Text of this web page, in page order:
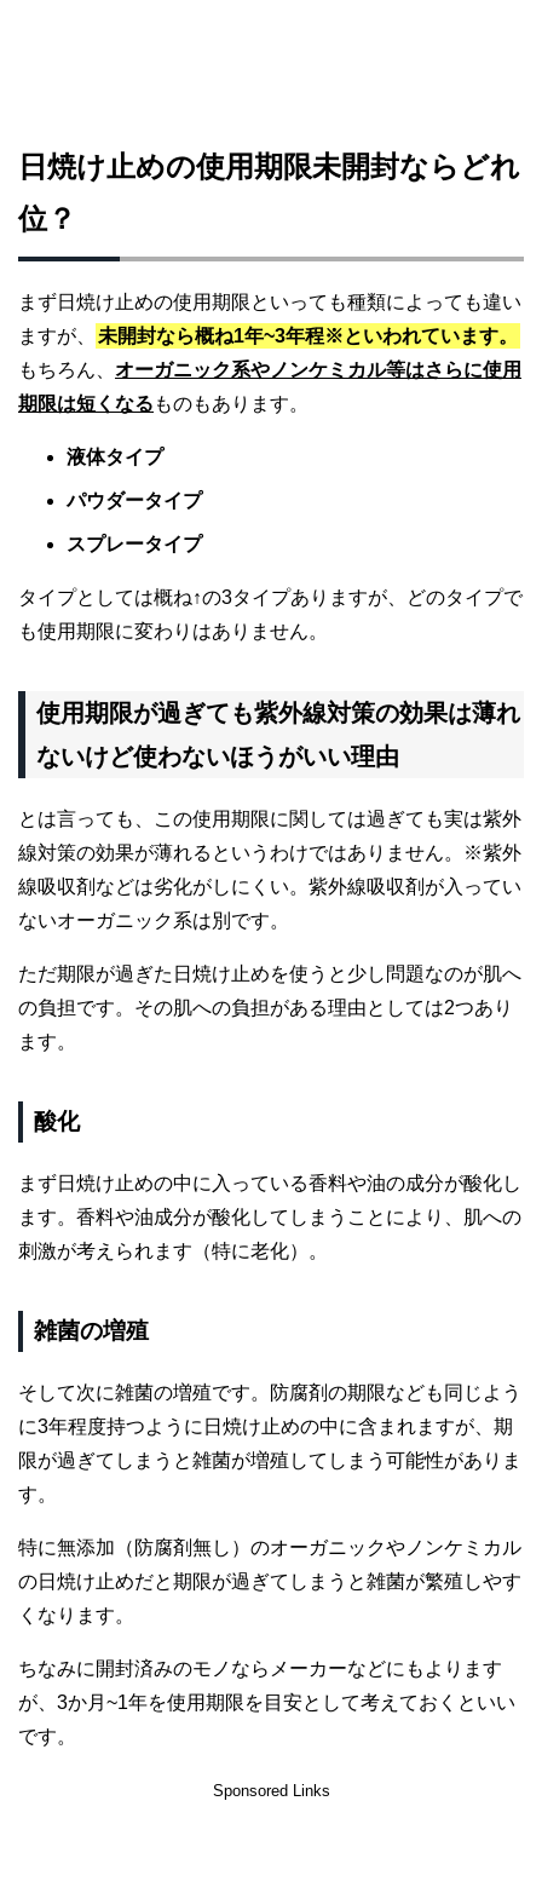
日焼け止めの使用期限未開封ならどれ
位？
まず日焼け止めの使用期限といっても種類によっても違い
ますが、
未開封なら概ね1年~3年程※といわれています。
もちろん、 オーガニック系やノンケミカル等はさらに使用
期限は短くなる ものもあります。
液体タイプ
パウダータイプ
スプレータイプ
タイプとしては概ね↑の3タイプありますが、どのタイプで
も使用期限に変わりはありません。
使用期限が過ぎても紫外線対策の効果は薄れ
ないけど使わないほうがいい理由
とは言っても、この使用期限に関しては過ぎても実は紫外
線対策の効果が薄れるというわけではありません。※紫外
線吸収剤などは劣化がしにくい。紫外線吸収剤が入ってい
ないオーガニック系は別です。
ただ期限が過ぎた日焼け止めを使うと少し問題なのが肌へ
の負担です。その肌への負担がある理由としては2つあり
ます。
酸化
まず日焼け止めの中に入っている香料や油の成分が酸化し
ます。香料や油成分が酸化してしまうことにより、肌への
刺激が考えられます（特に老化）。
雑菌の増殖
そして次に雑菌の増殖です。防腐剤の期限なども同じよう
に3年程度持つように日焼け止めの中に含まれますが、期
限が過ぎてしまうと雑菌が増殖してしまう可能性がありま
す。
特に無添加（防腐剤無し）のオーガニックやノンケミカル
の日焼け止めだと期限が過ぎてしまうと雑菌が繁殖しやす
くなります。
ちなみに開封済みのモノならメーカーなどにもよります
が、3か月~1年を使用期限を目安として考えておくといい
です。
Sponsored Links